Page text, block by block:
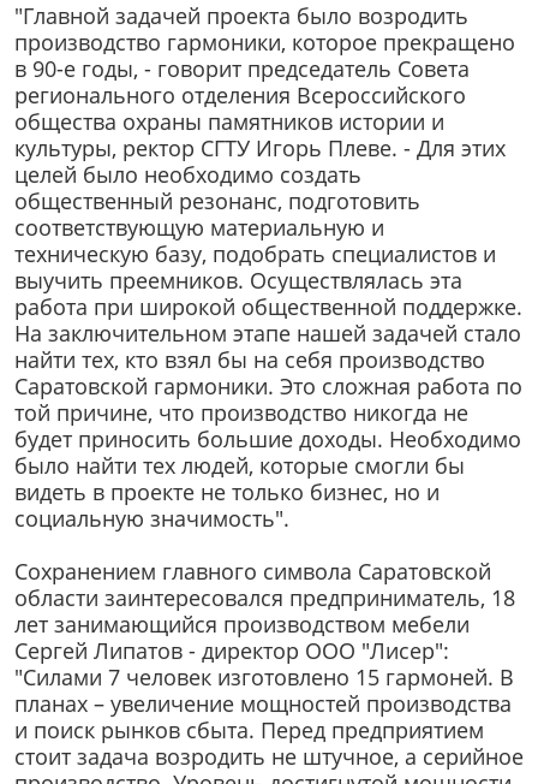
"Главной задачей проекта было возродить
производство гармоники, которое прекращено
в 90-е годы, - говорит председатель Совета
регионального отделения Всероссийского
общества охраны памятников истории и
культуры, ректор СГТУ Игорь Плеве. - Для этих
целей было необходимо создать
общественный резонанс, подготовить
соответствующую материальную и
техническую базу, подобрать специалистов и
выучить преемников. Осуществлялась эта
работа при широкой общественной поддержке.
На заключительном этапе нашей задачей стало
найти тех, кто взял бы на себя производство
Саратовской гармоники. Это сложная работа по
той причине, что производство никогда не
будет приносить большие доходы. Необходимо
было найти тех людей, которые смогли бы
видеть в проекте не только бизнес, но и
социальную значимость".
Сохранением главного символа Саратовской
области заинтересовался предприниматель, 18
лет занимающийся производством мебели
Сергей Липатов - директор ООО "Лисер":
"Силами 7 человек изготовлено 15 гармоней. В
планах – увеличение мощностей производства
и поиск рынков сбыта. Перед предприятием
стоит задача возродить не штучное, а серийное